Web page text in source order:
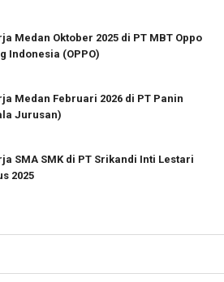
Medan Oktober 2025 di PT MBT Oppo
Indonesia (OPPO)
Medan Februari 2026 di PT Panin
Jurusan)
SMA SMK di PT Srikandi Inti Lestari
2025